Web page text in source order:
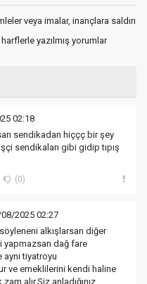
veya imalar, inançlara saldırı
yazılmış yorumlar
02:18
sendikadan hiççç bir şey
sendikaları gibi gidip tıpış
(0)
2025 02:27
alkışlarsan diğer
yapmazsan dağ fare
aynı tiyatroyu
ve emeklilerini kendi haline
alır.Siz anladığınız